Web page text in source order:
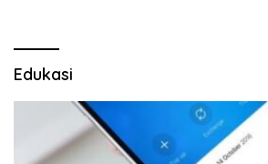
Edukasi